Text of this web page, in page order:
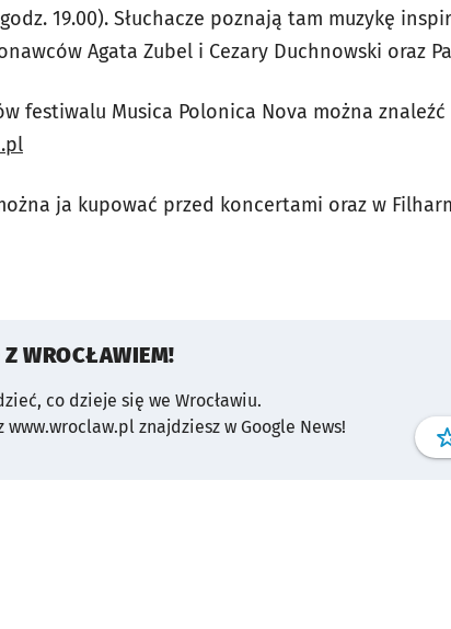
19.00). Słuchacze poznają tam muzykę
Agata Zubel i Cezary Duchnowski oraz
festiwalu Musica Polonica Nova można znaleźć
ja kupować przed koncertami oraz w
WROCŁAWIEM!
co dzieje się we Wrocławiu.
znajdziesz w Google News!